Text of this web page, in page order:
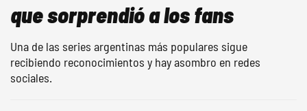
que sorprendió a los fans
Una de las series argentinas más populares sigue
recibiendo reconocimientos y hay asombro en redes
sociales.